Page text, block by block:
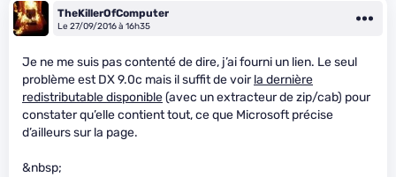
TheKillerOfComputer
Le 27/09/2016 à 16h35
Je ne me suis pas contenté de dire, j’ai fourni un lien. Le seul
problème est DX 9.0c mais il suffit de voirla dernière
redistributable disponible(avec un extracteur de zip/cab) pour
constater qu’elle contient tout, ce que Microsoft précise
d’ailleurs sur la page.
&nbsp;